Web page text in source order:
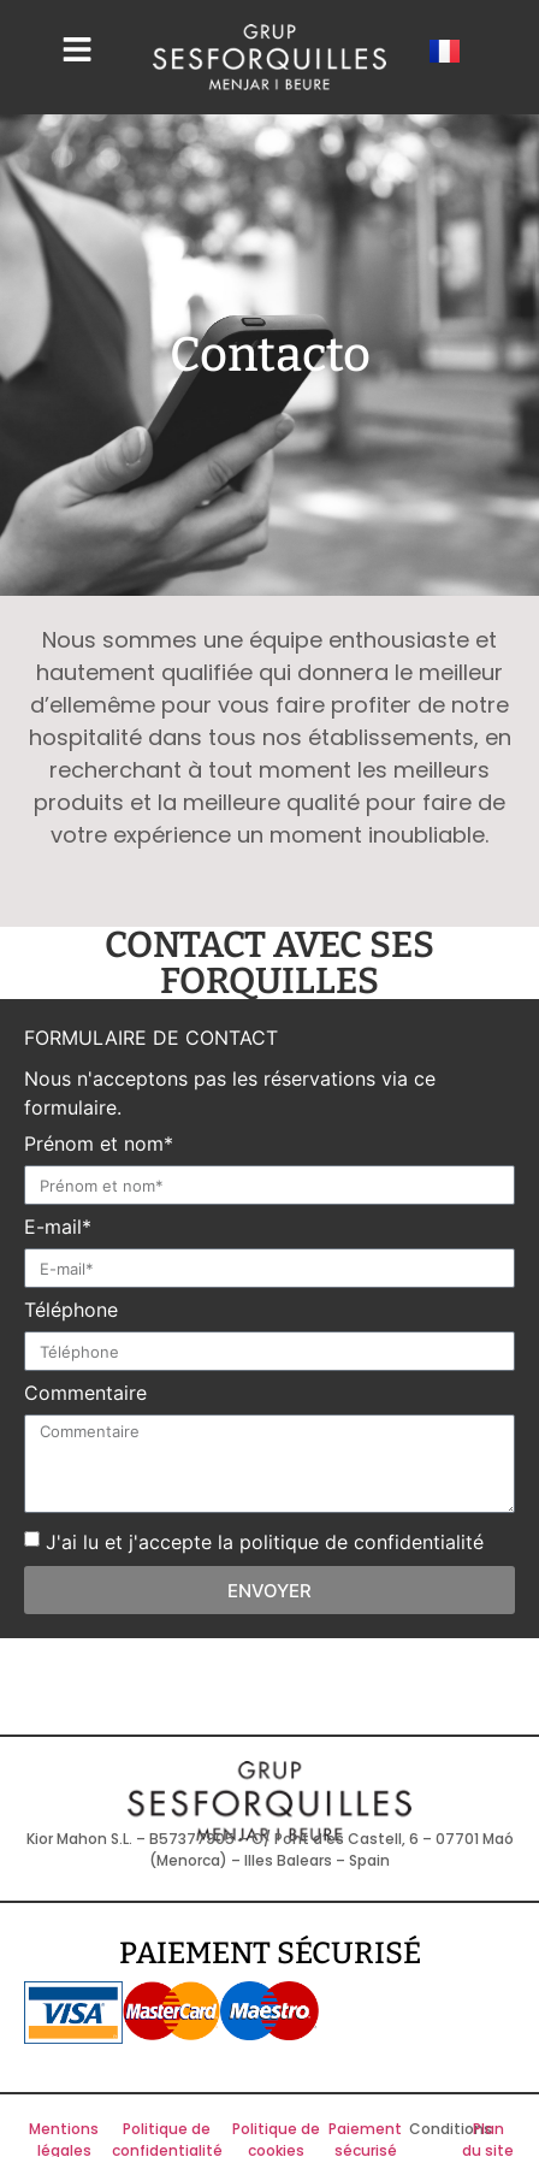
Contacto
Nous sommes une équipe enthousiaste et
hautement qualifiée qui donnera le meilleur
d’ellemême pour vous faire profiter de notre
hospitalité dans tous nos établissements, en
recherchant à tout moment les meilleurs
produits et la meilleure qualité pour faire de
votre expérience un moment inoubliable.
CONTACT AVEC SES
FORQUILLES
FORMULAIRE DE CONTACT
Nous n'acceptons pas les réservations via ce
formulaire.
Prénom et nom*
E-mail*
Téléphone
Commentaire
J'ai lu et j'accepte la politique de confidentialité
ENVOYER
Kior Mahon S.L. – B57377905 – C/ Pont d’es Castell, 6 – 07701 Maó
(Menorca) – Illes Balears – Spain
PAIEMENT SÉCURISÉ
Mentions
légales
Politique de
confidentialité
Politique de
cookies
Paiement
sécurisé
Conditions
Plan
du site